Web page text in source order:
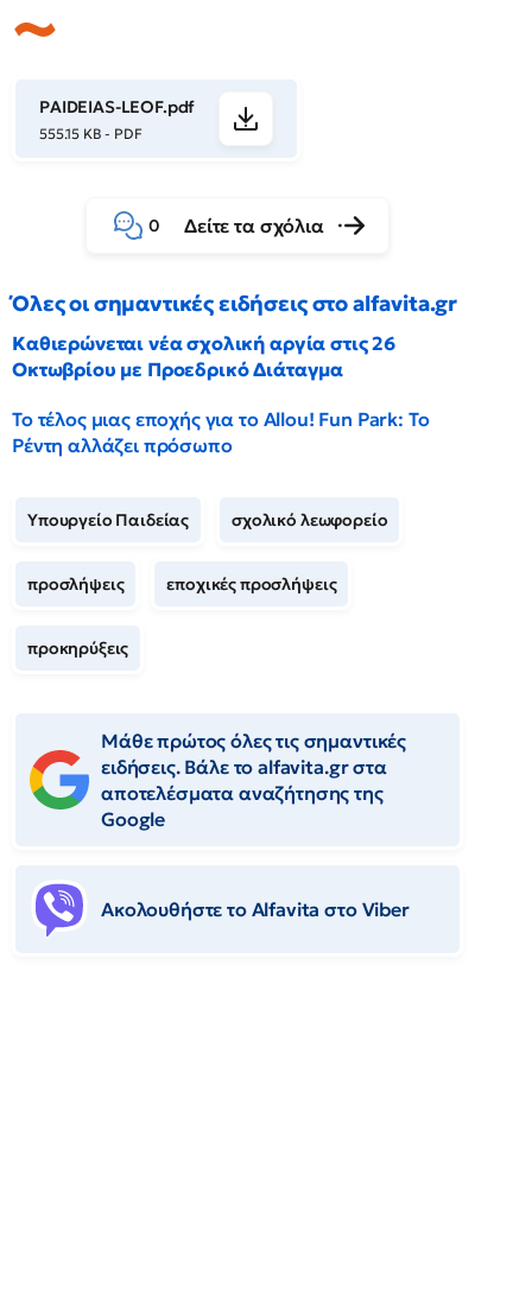
PAIDEIAS-LEOF.pdf
555.15 KB - PDF
0 Δείτε τα σχόλια
Όλες οι σημαντικές ειδήσεις στο alfavita.gr
Καθιερώνεται νέα σχολική αργία στις 26
Οκτωβρίου με Προεδρικό Διάταγμα
Το τέλος μιας εποχής για το Allou! Fun Park: Το
Ρέντη αλλάζει πρόσωπο
Υπουργείο Παιδείας σχολικό λεωφορείο
προσλήψεις εποχικές προσλήψεις
προκηρύξεις
Μάθε πρώτος όλες τις σημαντικές
ειδήσεις. Βάλε το alfavita.gr στα
αποτελέσματα αναζήτησης της
Google
Ακολουθήστε το Αlfavita στο Viber